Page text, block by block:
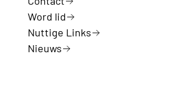
Word lid
Nuttige Links
Nieuws